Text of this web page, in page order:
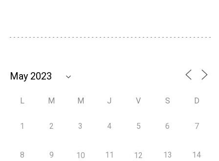
L M M J V S D
1 2 3 4 5 6 7
8 9 10 11 12 13 14